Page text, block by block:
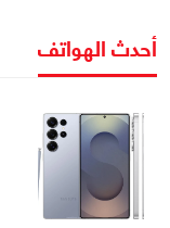
أحدث الهواتف